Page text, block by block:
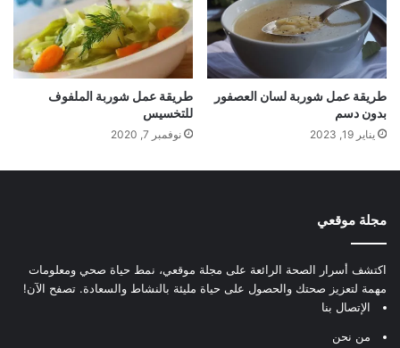
طريقة عمل شوربة لسان العصفور
بدون دسم
يناير 19, 2023
طريقة عمل شوربة الملفوف
للتخسيس
نوفمبر 7, 2020
مجلة موقعي
اكتشف أسرار الصحة الرائعة على مجلة موقعي، نمط حياة صحي ومعلومات
مهمة لتعزيز صحتك والحصول على حياة مليئة بالنشاط والسعادة. تصفح الآن!
الإتصال بنا
من نحن